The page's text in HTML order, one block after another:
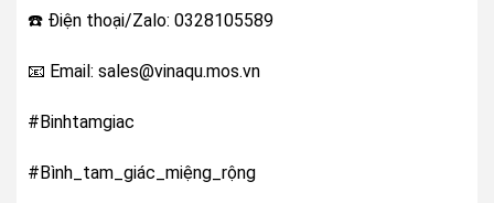
☎️ Điện thoại/Zalo: 0328105589
📧 Email: sales@vinaqu.mos.vn
#Binhtamgiac
#Bình_tam_giác_miệng_rộng